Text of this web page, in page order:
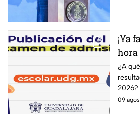
¡Ya
hora
de
¿A
2026?
el
09